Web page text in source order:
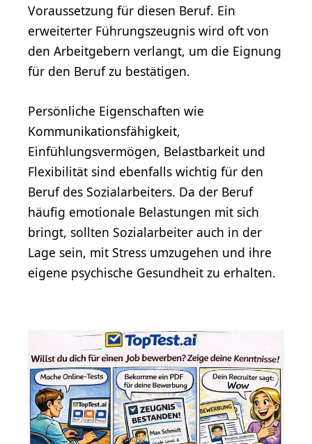
Voraussetzung für diesen Beruf. Ein
erweiterter Führungszeugnis wird oft von
den Arbeitgebern verlangt, um die Eignung
für den Beruf zu bestätigen.
Persönliche Eigenschaften wie
Kommunikationsfähigkeit,
Einfühlungsvermögen, Belastbarkeit und
Flexibilität sind ebenfalls wichtig für den
Beruf des Sozialarbeiters. Da der Beruf
häufig emotionale Belastungen mit sich
bringt, sollten Sozialarbeiter auch in der
Lage sein, mit Stress umzugehen und ihre
eigene psychische Gesundheit zu erhalten.